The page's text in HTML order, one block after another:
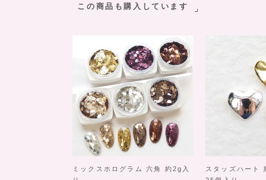
この商品も購入しています
ミックスホログラム 六角 約2g入
スタッズハート